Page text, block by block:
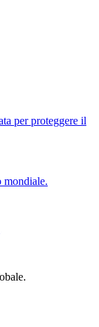
per proteggere il
mondiale.